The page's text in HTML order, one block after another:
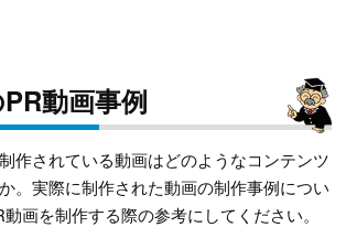
動画事例
作されている動画はどのようなコンテンツ
。実際に制作された動画の制作事例につい
画を制作する際の参考にしてください。